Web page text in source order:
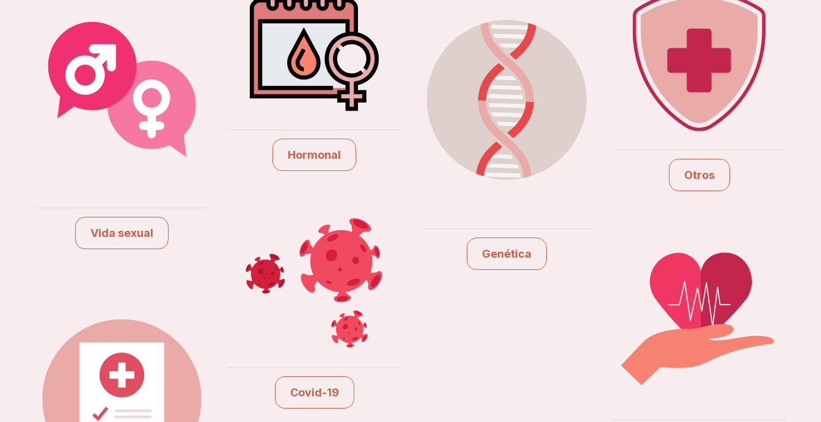
Vida sexual
Ver estudios
Vida sexual
Hormonal
Ver estudios
Hormonal
Genética
Ver estudios
Genética
Otros
Ver estudios
Otros
Covid-19
Ver estudios
Covid-19
Básicos para tu salud
Ver estudios
Perfiles y paquetes
Ver estudios